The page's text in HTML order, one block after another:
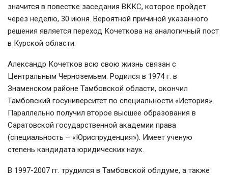
значится в повестке заседания ВККС, которое пройдет
через неделю, 30 июня. Вероятной причиной указанного
решения является переход Кочеткова на аналогичный пост
в Курской области.
Александр Кочетков всю свою жизнь связан с
Центральным Черноземьем. Родился в 1974 г. в
Знаменском районе Тамбовской области, окончил
Тамбовский госуниверситет по специальности «История».
Параллельно получил второе высшее образования в
Саратовской государственной академии права
(специальность – «Юриспруденция»). Имеет ученую
степень кандидата юридических наук.
В 1997-2007 гг. трудился в Тамбовской облдуме, а также